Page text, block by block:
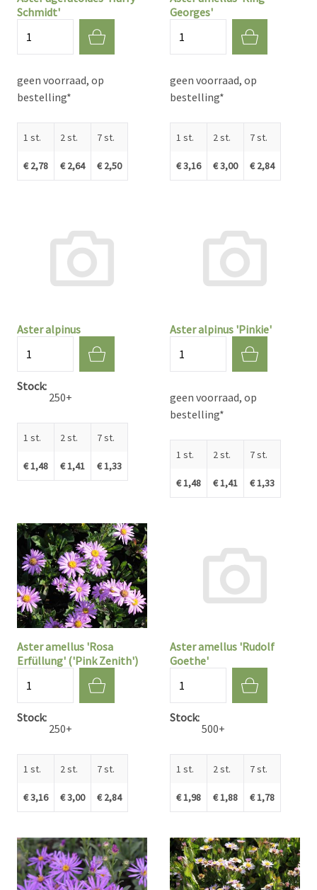
Schmidt'
geen voorraad, op
bestelling*
1 st.
€ 2,78
2 st.
€ 2,64
7 st.
€ 2,50
Georges'
geen voorraad, op
bestelling*
1 st.
€ 3,16
2 st.
€ 3,00
7 st.
€ 2,84
Aster alpinus
Stock
250+
1 st.
€ 1,48
2 st.
€ 1,41
7 st.
€ 1,33
Aster alpinus 'Pinkie'
geen voorraad, op
bestelling*
1 st.
€ 1,48
2 st.
€ 1,41
7 st.
€ 1,33
Aster amellus 'Rosa
Erfüllung' ('Pink Zenith')
Stock
250+
1 st.
€ 3,16
2 st.
€ 3,00
7 st.
€ 2,84
Aster amellus 'Rudolf
Goethe'
Stock
500+
1 st.
€ 1,98
2 st.
€ 1,88
7 st.
€ 1,78